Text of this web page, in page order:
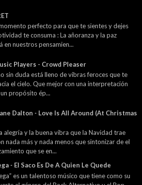
perfecto para que te sientes y dejes
te consuma : La añoranza y la paz
en nuestros pensamien...
Players - Crowd Pleaser
sin duda está lleno de vibras feroces que te
el cielo. Que mejor con una interpretación
propósito ép...
Dalton - Love Is All Around (At Christmas
alegría y la buena vibra que la Navidad trae
nada más y nada menos que sintonizar de el
que se en...
- El Saco Es De A Quien Le Quede
es un talentoso músico que tiene como su